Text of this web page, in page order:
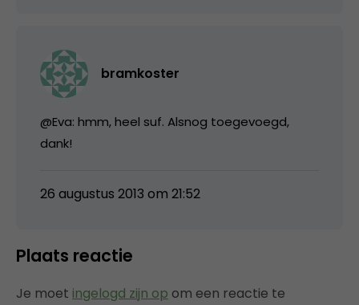
bramkoster
@Eva: hmm, heel suf. Alsnog toegevoegd,
dank!
26 augustus 2013 om 21:52
Plaats reactie
Je moet ingelogd zijn op om een reactie te